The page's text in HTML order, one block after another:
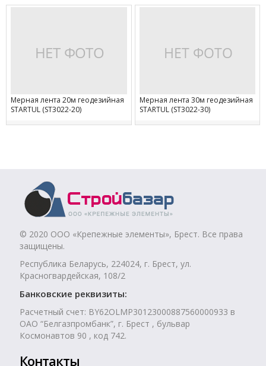
Мерная лента 20м геодезийная
STARTUL (ST3022-20)
Мерная лента 30м геодезийная
STARTUL (ST3022-30)
© 2020 ООО «Крепежные элементы», Брест. Все права
защищены.
Республика Беларусь, 224024, г. Брест, ул.
Красногвардейская, 108/2
Банковские реквизиты:
Расчетный счет: BY62OLMP30123000887560000933 в
ОАО “Белгазпромбанк”, г. Брест , бульвар
Космонавтов 90 , код 742.
Контакты